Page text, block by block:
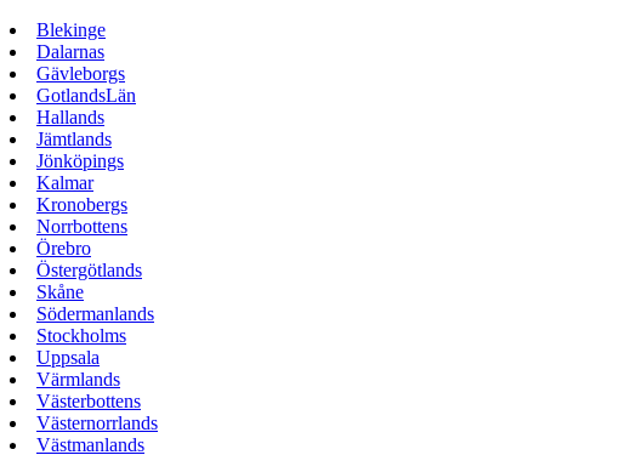
Blekinge
Dalarnas
Gävleborgs
GotlandsLän
Hallands
Jämtlands
Jönköpings
Kalmar
Kronobergs
Norrbottens
Örebro
Östergötlands
Skåne
Södermanlands
Stockholms
Uppsala
Värmlands
Västerbottens
Västernorrlands
Västmanlands